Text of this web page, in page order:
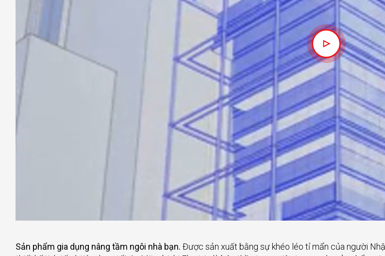
Sản phẩm gia dụng nâng tầm ngôi nhà bạn. Được sản xuất bằng sự khéo léo tỉ mẩn của người